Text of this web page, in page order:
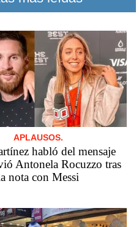
APLAUSOS.
habló del mensaje
Antonela Rocuzzo tras
nota con Messi